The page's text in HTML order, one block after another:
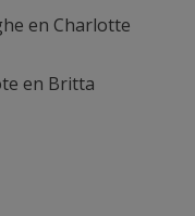
en Charlotte
en Britta